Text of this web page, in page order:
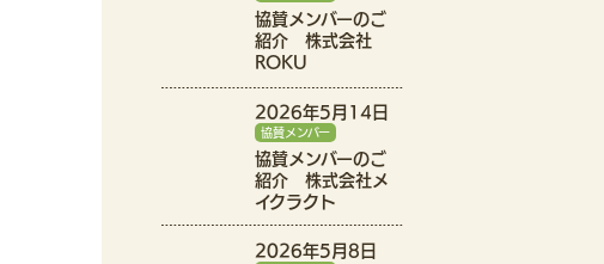
協賛メンバーのご
紹介 株式会社
ROKU
2026年5月14日
協賛メンバー
協賛メンバーのご
紹介 株式会社メ
イクラクト
2026年5月8日